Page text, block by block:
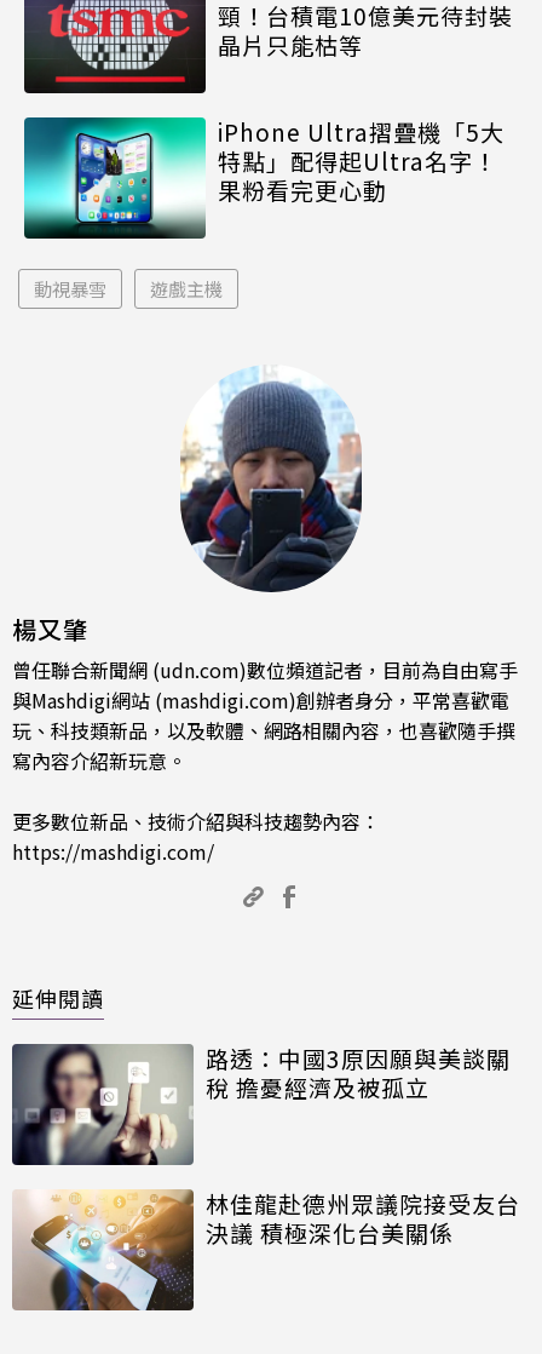
頸！台積電10億美元待封裝
晶片只能枯等
iPhone Ultra摺疊機「5大
特點」配得起Ultra名字！
果粉看完更心動
動視暴雪 遊戲主機
楊又肇
曾任聯合新聞網 (udn.com)數位頻道記者，目前為自由寫手
與Mashdigi網站 (mashdigi.com)創辦者身分，平常喜歡電
玩、科技類新品，以及軟體、網路相關內容，也喜歡隨手撰
寫內容介紹新玩意。
更多數位新品、技術介紹與科技趨勢內容：
https://mashdigi.com/
延伸閱讀
路透：中國3原因願與美談關
稅 擔憂經濟及被孤立
林佳龍赴德州眾議院接受友台
決議 積極深化台美關係